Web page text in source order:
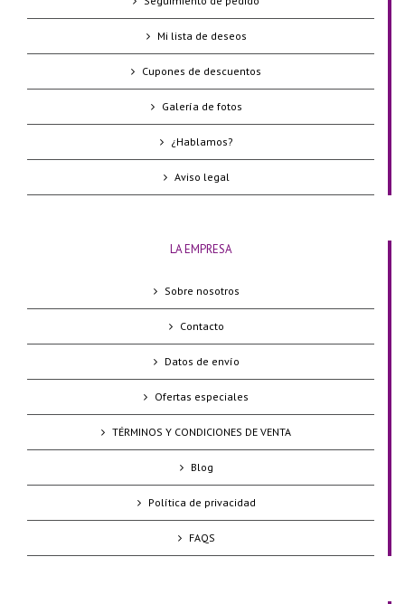
Mi lista de deseos
Cupones de descuentos
Galería de fotos
¿Hablamos?
Aviso legal
LA EMPRESA
Sobre nosotros
Contacto
Datos de envío
Ofertas especiales
TÉRMINOS Y CONDICIONES DE VENTA
Blog
Política de privacidad
FAQS